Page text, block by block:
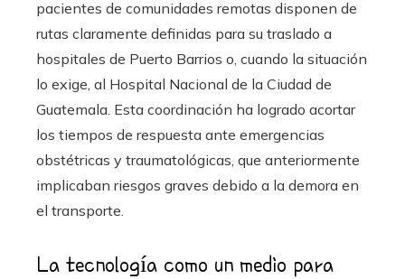
pacientes de comunidades remotas disponen de
rutas claramente definidas para su traslado a
hospitales de Puerto Barrios o, cuando la situación
lo exige, al Hospital Nacional de la Ciudad de
Guatemala. Esta coordinación ha logrado acortar
los tiempos de respuesta ante emergencias
obstétricas y traumatológicas, que anteriormente
implicaban riesgos graves debido a la demora en
el transporte.
La tecnología como un medio para